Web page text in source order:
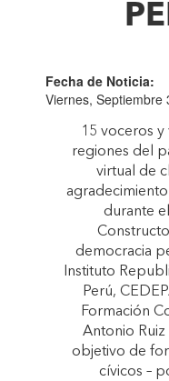
Fecha de Noticia:
Viernes, Septiembre
15 voceros y
regiones del
virtual de
durante
democracia
Instituto
Perú,
Formación
Antonio
objetivo de
cívicos –